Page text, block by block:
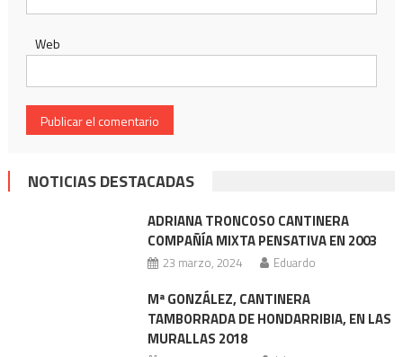
Web
NOTICIAS DESTACADAS
ADRIANA TRONCOSO CANTINERA
COMPAÑÍA MIXTA PENSATIVA EN 2003
23 marzo, 2024 Eduardo
Mª GONZÁLEZ, CANTINERA
TAMBORRADA DE HONDARRIBIA, EN LAS
MURALLAS 2018